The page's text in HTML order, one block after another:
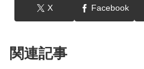
X Facebook
関連記事